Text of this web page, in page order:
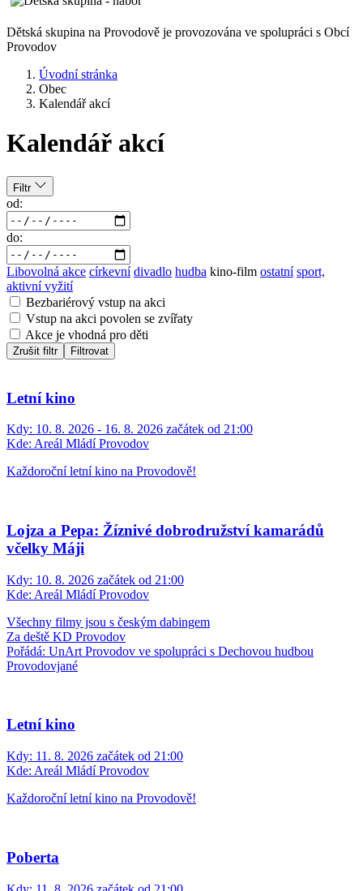
Dětská skupina na Provodově je provozována ve spolupráci s Obcí
Provodov
Úvodní stránka
Obec
Kalendář akcí
Kalendář akcí
Filtr
od:
do:
Libovolná akce církevní divadlo hudba kino-film ostatní sport,
aktivní vyžití
Bezbariérový vstup na akci
Vstup na akci povolen se zvířaty
Akce je vhodná pro děti
Zrušit filtr Filtrovat
Letní kino
Kdy: 10. 8. 2026 - 16. 8. 2026 začátek od 21:00
Kde: Areál Mládí Provodov
Každoroční letní kino na Provodově!
Lojza a Pepa: Žíznivé dobrodružství kamarádů
včelky Máji
Kdy: 10. 8. 2026 začátek od 21:00
Kde: Areál Mládí Provodov
Všechny filmy jsou s českým dabingem
Za deště KD Provodov
Pořádá: UnArt Provodov ve spolupráci s Dechovou hudbou
Provodovjané
Letní kino
Kdy: 11. 8. 2026 začátek od 21:00
Kde: Areál Mládí Provodov
Každoroční letní kino na Provodově!
Poberta